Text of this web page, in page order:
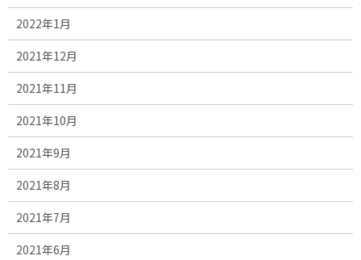
2022年1月
2021年12月
2021年11月
2021年10月
2021年9月
2021年8月
2021年7月
2021年6月